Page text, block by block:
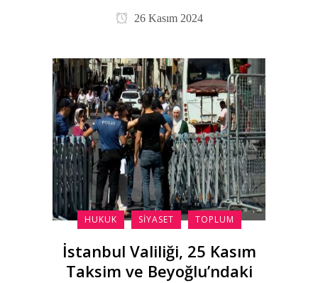
26 Kasım 2024
HUKUK SIYASET TOPLUM
İstanbul Valiliği, 25 Kasım
Taksim ve Beyoğlu’ndaki